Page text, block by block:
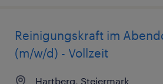
Reinigungskraft im
(m/w/d) - Vollzeit
Hartberg, Steiermark